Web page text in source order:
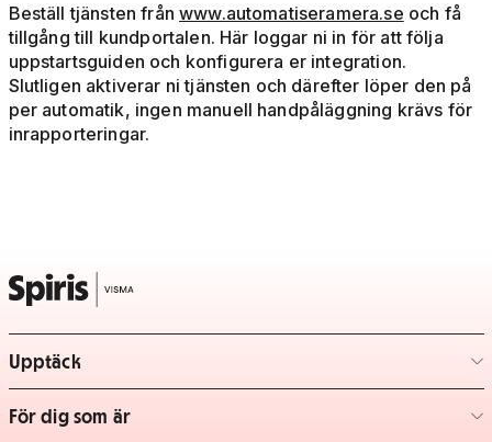
Beställ tjänsten frånwww.automatiseramera.se och få
tillgång till kundportalen. Här loggar ni in för att följa
uppstartsguiden och konfigurera er integration.
Slutligen aktiverar ni tjänsten och därefter löper den på
per automatik, ingen manuell handpåläggning krävs för
inrapporteringar.
Upptäck
– klicka för att expandera lista
För dig som är
– klicka för att expandera lista